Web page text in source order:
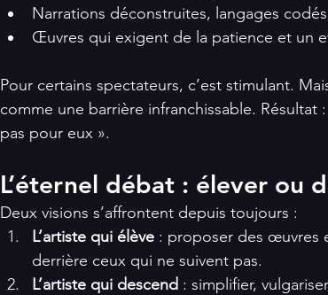
Narrations déconstruites, langages
Œuvres qui exigent de la patience et un
Pour certains spectateurs, c’est stimulant.
comme une barrière infranchissable. Résultat
pas pour eux ».
L’éternel débat : élever ou
Deux visions s’affrontent depuis toujours :
L’artiste qui élève : proposer des œuvres
derrière ceux qui ne suivent pas.
L’artiste qui descend : simplifier,